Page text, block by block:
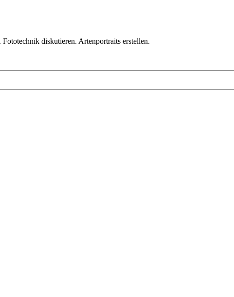
diskutieren. Artenportraits erstellen.